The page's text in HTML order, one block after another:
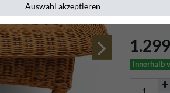
Charme
Innerhalb
Auswahl akzeptieren